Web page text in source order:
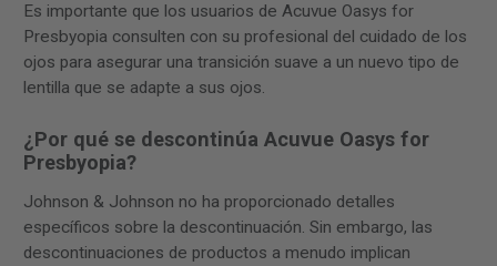
Es importante que los usuarios de Acuvue Oasys for
Presbyopia consulten con su profesional del cuidado de los
ojos para asegurar una transición suave a un nuevo tipo de
lentilla que se adapte a sus ojos.
¿Por qué se descontinúa Acuvue Oasys for
Presbyopia?
Johnson & Johnson no ha proporcionado detalles
específicos sobre la descontinuación. Sin embargo, las
descontinuaciones de productos a menudo implican